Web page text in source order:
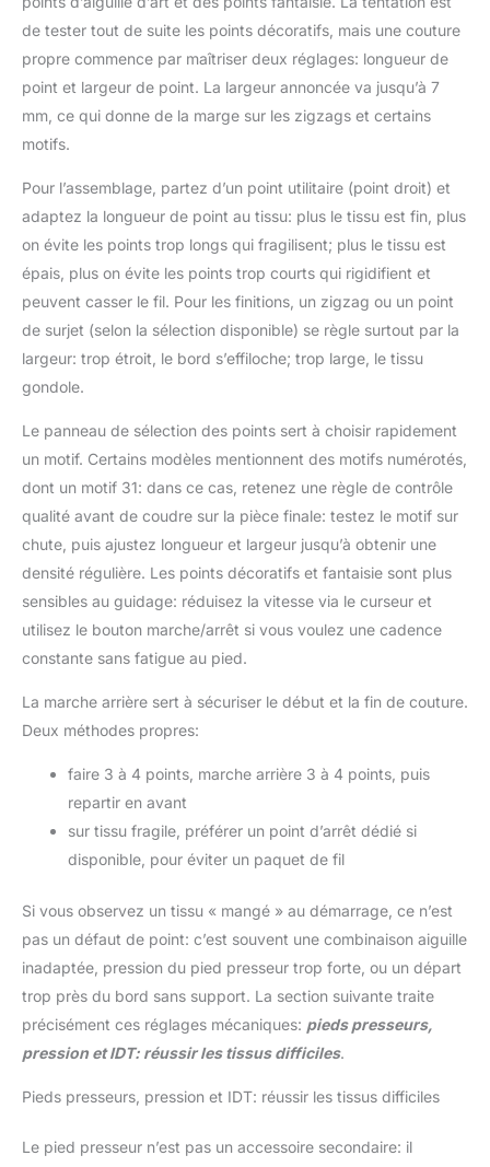
de tester tout de suite les points décoratifs, mais une couture
propre commence par maîtriser deux réglages: longueur de
point et largeur de point. La largeur annoncée va jusqu’à 7
mm, ce qui donne de la marge sur les zigzags et certains
motifs.
Pour l’assemblage, partez d’un point utilitaire (point droit) et
adaptez la longueur de point au tissu: plus le tissu est fin, plus
on évite les points trop longs qui fragilisent; plus le tissu est
épais, plus on évite les points trop courts qui rigidifient et
peuvent casser le fil. Pour les finitions, un zigzag ou un point
de surjet (selon la sélection disponible) se règle surtout par la
largeur: trop étroit, le bord s’effiloche; trop large, le tissu
gondole.
Le panneau de sélection des points sert à choisir rapidement
un motif. Certains modèles mentionnent des motifs numérotés,
dont un motif 31: dans ce cas, retenez une règle de contrôle
qualité avant de coudre sur la pièce finale: testez le motif sur
chute, puis ajustez longueur et largeur jusqu’à obtenir une
densité régulière. Les points décoratifs et fantaisie sont plus
sensibles au guidage: réduisez la vitesse via le curseur et
utilisez le bouton marche/arrêt si vous voulez une cadence
constante sans fatigue au pied.
La marche arrière sert à sécuriser le début et la fin de couture.
Deux méthodes propres:
faire 3 à 4 points, marche arrière 3 à 4 points, puis
repartir en avant
sur tissu fragile, préférer un point d’arrêt dédié si
disponible, pour éviter un paquet de fil
Si vous observez un tissu « mangé » au démarrage, ce n’est
pas un défaut de point: c’est souvent une combinaison aiguille
inadaptée, pression du pied presseur trop forte, ou un départ
trop près du bord sans support. La section suivante traite
précisément ces réglages mécaniques: pieds presseurs,
pression et IDT: réussir les tissus difficiles.
Pieds presseurs, pression et IDT: réussir les tissus difficiles
Le pied presseur n’est pas un accessoire secondaire: il